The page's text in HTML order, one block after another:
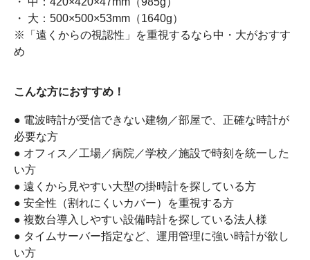
・ 大：500×500×53mm（1640g）
※「遠くからの視認性」を重視するなら中・大がおすす
め
こんな方におすすめ！
● 電波時計が受信できない建物／部屋で、正確な時計が
必要な方
● オフィス／工場／病院／学校／施設で時刻を統一した
い方
● 遠くから見やすい大型の掛時計を探している方
● 安全性（割れにくいカバー）を重視する方
● 複数台導入しやすい設備時計を探している法人様
● タイムサーバー指定など、運用管理に強い時計が欲し
い方